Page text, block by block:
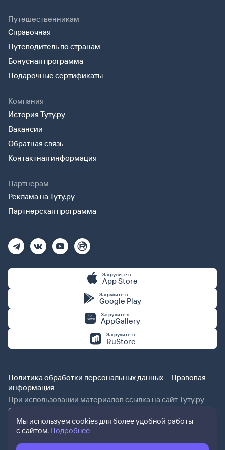
Путешественникам
Справочная
Путеводитель по странам
Бонусная программа
Подарочные сертификаты
Компания
История Туту.ру
Вакансии
Обратная связь
Контактная информация
Партнерам
Реклама на Туту.ру
Партнерская программа
Загрузите в
App Store
Загрузите в
Google Play
Загрузите в
AppGallery
Загрузите в
RuStore
Политика обработки персональных данных
Правовая
информация
При использовании материалов ссылка на сайт Туту.ру
обязательна.
Мы используем cookies для более удобной работы
с сайтом. Подробнее